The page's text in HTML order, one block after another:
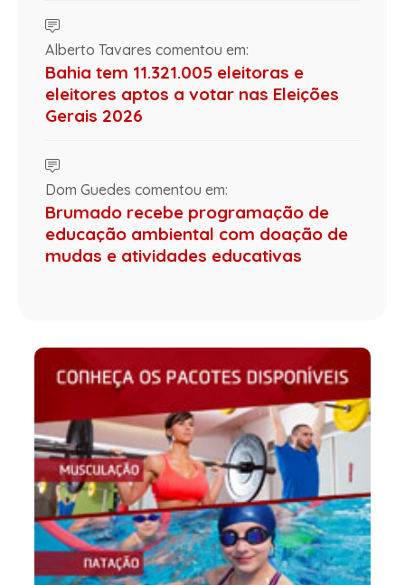
Alberto Tavares comentou em:
Bahia tem 11.321.005 eleitoras e
eleitores aptos a votar nas Eleições
Gerais 2026
Dom Guedes comentou em:
Brumado recebe programação de
educação ambiental com doação de
mudas e atividades educativas